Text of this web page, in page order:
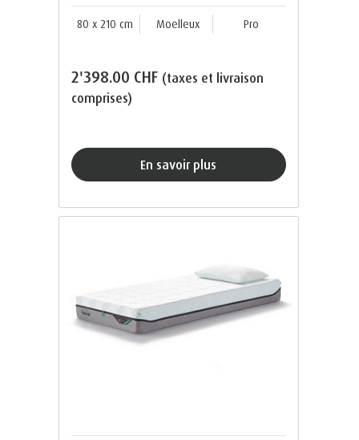
80 x 210 cm Moelleux Pro
2'398.00 CHF (taxes et livraison
comprises)
En savoir plus